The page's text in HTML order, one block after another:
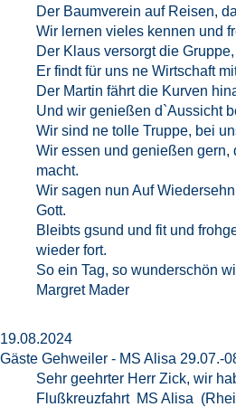
Der Baumverein auf Reisen,
Wir lernen vieles kennen und
Der Klaus versorgt die
Er findt für uns ne Wirtschaft
Der Martin fährt die Kurven
Und wir genießen d`Aussicht
Wir sind ne tolle Truppe, bei
Wir essen und genießen gern,
macht.
Wir sagen nun Auf
Gott.
Bleibts gsund und fit und
wieder fort.
So ein Tag, so wunderschön
Margret Mader
19.08.2024
Gäste Gehweiler - MS Alisa 29.07.-
Sehr geehrter Herr Zick, wir
Flußkreuzfahrt MS Alisa